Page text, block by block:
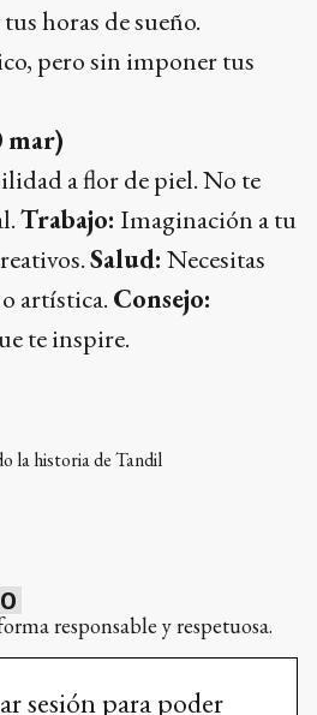
horas de sueño.
pero sin imponer tus
mar)
a flor de piel. No te
Trabajo: Imaginación a tu
Salud: Necesitas
artística. Consejo:
te inspire.
la historia de Tandil
0
responsable y respetuosa.
sesión para poder